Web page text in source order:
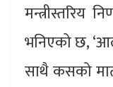
मन्त्रीस्तरिय
भनिएको छ,
साथै कसको